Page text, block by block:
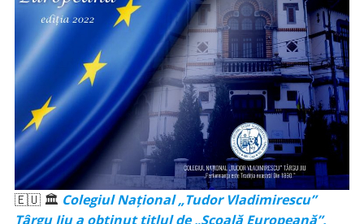
🇪🇺 🏛 Colegiul Național „Tudor Vladimirescu”
Târgu Jiu a obținut titlul de „Școală Europeană”,